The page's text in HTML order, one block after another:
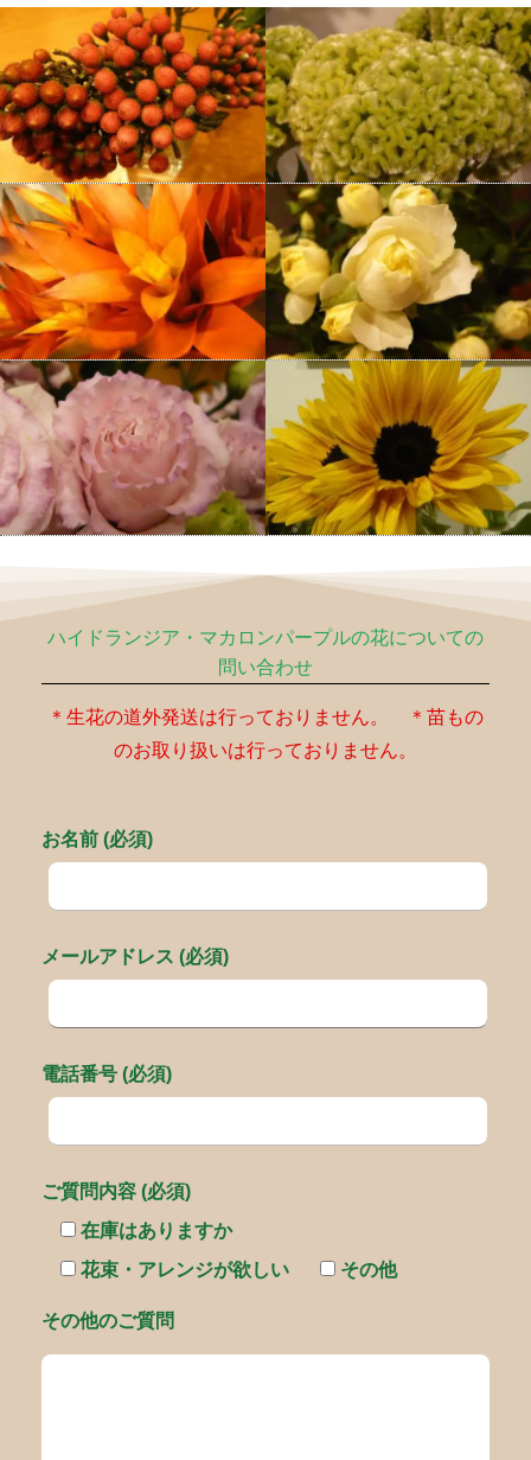
ハイドランジア・マカロンパープルの花についての
問い合わせ
＊生花の道外発送は行っておりません。 ＊苗もの
のお取り扱いは行っておりません。
お名前 (必須)
メールアドレス (必須)
電話番号 (必須)
ご質問内容 (必須)
在庫はありますか
花束・アレンジが欲しい
その他
その他のご質問